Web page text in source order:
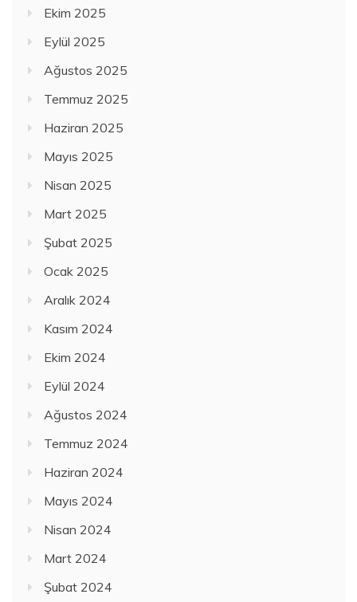
Ekim 2025
Eylül 2025
Ağustos 2025
Temmuz 2025
Haziran 2025
Mayıs 2025
Nisan 2025
Mart 2025
Şubat 2025
Ocak 2025
Aralık 2024
Kasım 2024
Ekim 2024
Eylül 2024
Ağustos 2024
Temmuz 2024
Haziran 2024
Mayıs 2024
Nisan 2024
Mart 2024
Şubat 2024